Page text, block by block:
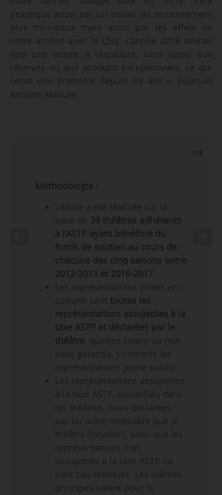
s’explique aussi par un travail de recouvrement
plus minutieux mais aussi par les effets de
notre accord avec le CNV. L’année 2018 devrait
être une année à l’équilibre, sans appel aux
réserves ou aux produits exceptionnels, ce qui
serait une première depuis six ans », poursuit
Antoine Masure.
1/3